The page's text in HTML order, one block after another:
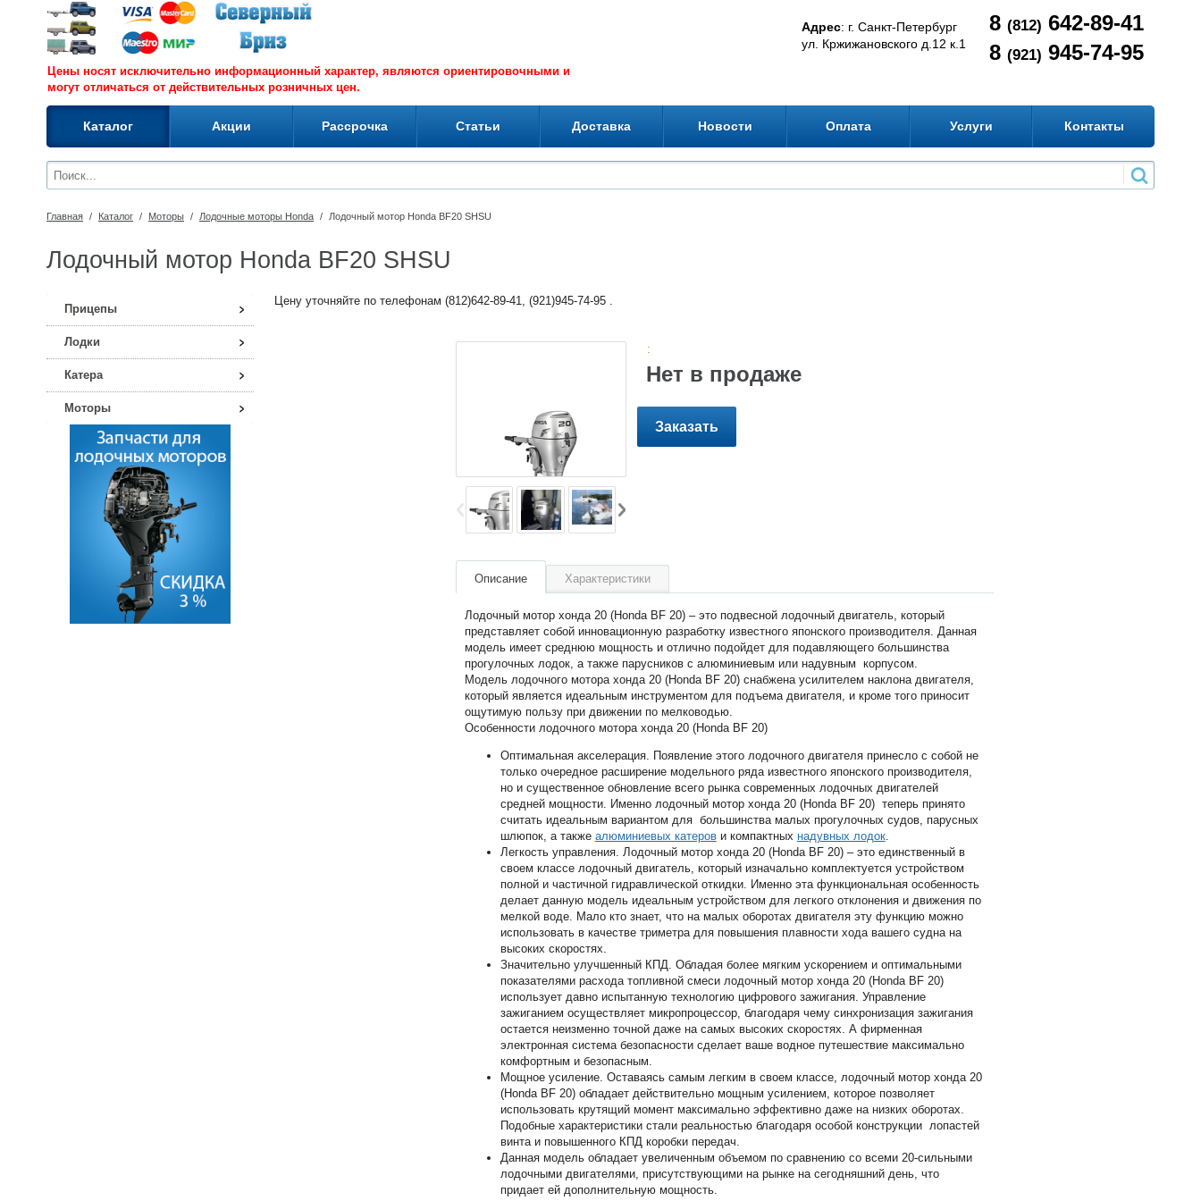
Цены носят исключительно информационный характер, являются ориентировочными и
могут отличаться от действительных розничных цен.
Адрес: г. Санкт-Петербург
ул. Кржижановского д.12 к.1
8 (812) 642-89-41
8 (921) 945-74-95
Каталог Акции Рассрочка Статьи Доставка Новости Оплата Услуги Контакты
Главная / Каталог / Моторы / Лодочные моторы Honda / Лодочный мотор Honda BF20 SHSU
Лодочный мотор Honda BF20 SHSU
Прицепы
Лодки
Катера
Моторы
Цену уточняйте по телефонам (812)642-89-41, (921)945-74-95 .
:
Нет в продаже
Заказать
Описание Характеристики
Лодочный мотор хонда 20 (Honda BF 20) – это подвесной лодочный двигатель, который
представляет собой инновационную разработку известного японского производителя. Данная
модель имеет среднюю мощность и отлично подойдет для подавляющего большинства
прогулочных лодок, а также парусников с алюминиевым или надувным корпусом.
Модель лодочного мотора хонда 20 (Honda BF 20) снабжена усилителем наклона двигателя,
который является идеальным инструментом для подъема двигателя, и кроме того приносит
ощутимую пользу при движении по мелководью.
Особенности лодочного мотора хонда 20 (Honda BF 20)
Оптимальная акселерация. Появление этого лодочного двигателя принесло с собой не
только очередное расширение модельного ряда известного японского производителя,
но и существенное обновление всего рынка современных лодочных двигателей
средней мощности. Именно лодочный мотор хонда 20 (Honda BF 20) теперь принято
считать идеальным вариантом для большинства малых прогулочных судов, парусных
шлюпок, а также алюминиевых катерови компактных надувных лодок.
Легкость управления. Лодочный мотор хонда 20 (Honda BF 20) – это единственный в
своем классе лодочный двигатель, который изначально комплектуется устройством
полной и частичной гидравлической откидки. Именно эта функциональная особенность
делает данную модель идеальным устройством для легкого отклонения и движения по
мелкой воде. Мало кто знает, что на малых оборотах двигателя эту функцию можно
использовать в качестве триметра для повышения плавности хода вашего судна на
высоких скоростях.
Значительно улучшенный КПД. Обладая более мягким ускорением и оптимальными
показателями расхода топливной смеси лодочный мотор хонда 20 (Honda BF 20)
использует давно испытанную технологию цифрового зажигания. Управление
зажиганием осуществляет микропроцессор, благодаря чему синхронизация зажигания
остается неизменно точной даже на самых высоких скоростях. А фирменная
электронная система безопасности сделает ваше водное путешествие максимально
комфортным и безопасным.
Мощное усиление. Оставаясь самым легким в своем классе, лодочный мотор хонда 20
(Honda BF 20) обладает действительно мощным усилением, которое позволяет
использовать крутящий момент максимально эффективно даже на низких оборотах.
Подобные характеристики стали реальностью благодаря особой конструкции лопастей
винта и повышенного КПД коробки передач.
Данная модель обладает увеличенным объемом по сравнению со всеми 20-сильными
лодочными двигателями, присутствующими на рынке на сегодняшний день, что
придает ей дополнительную мощность.